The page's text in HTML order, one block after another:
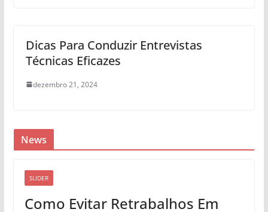
Dicas Para Conduzir Entrevistas
Técnicas Eficazes
dezembro 21, 2024
News
SLIDER
Como Evitar Retrabalhos Em